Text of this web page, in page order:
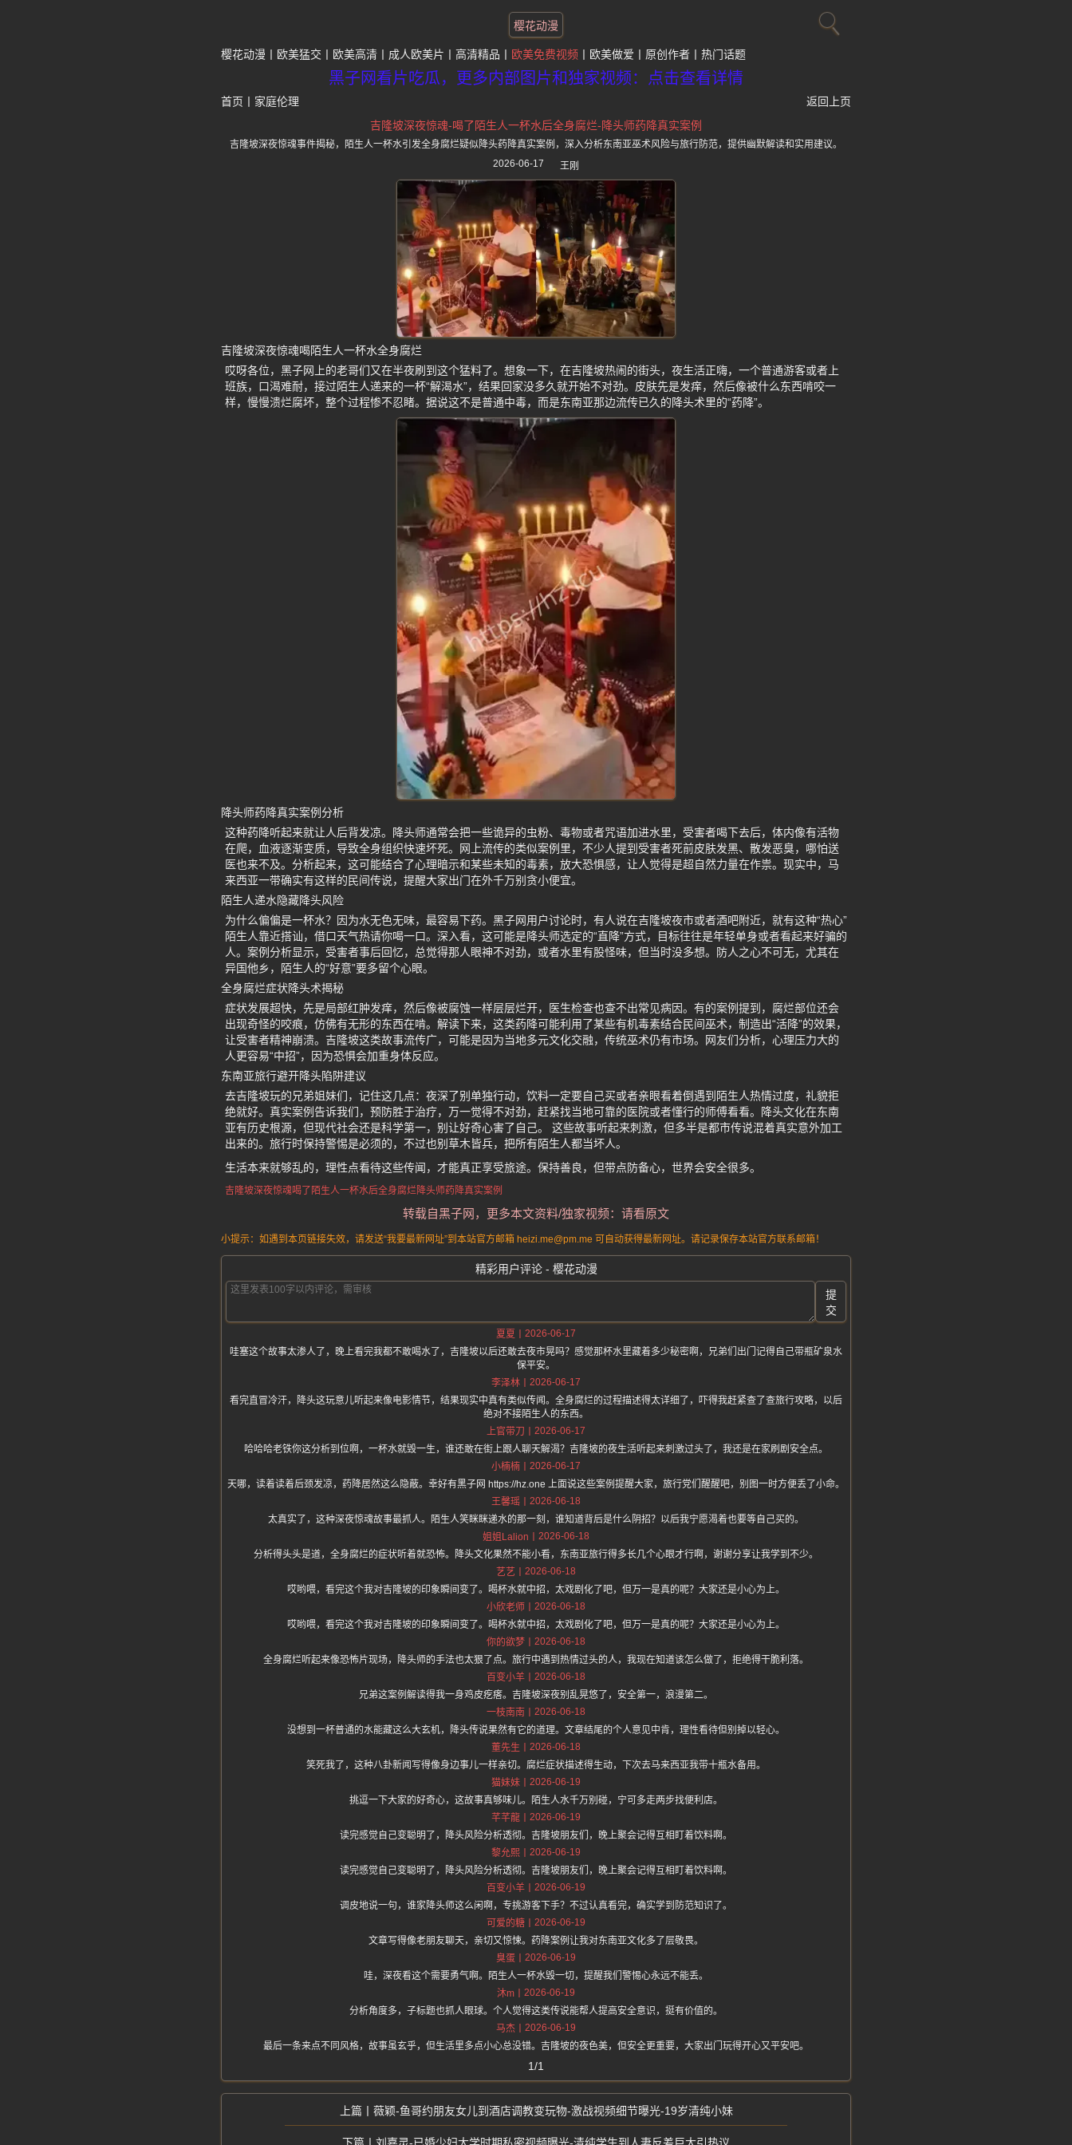
樱花动漫
樱花动漫 欧美猛交 欧美高清 成人欧美片 高清精品 欧美免费视频 欧美做爱 原创作者 热门话题
黑子网看片吃瓜，更多内部图片和独家视频：点击查看详情
首页 家庭伦理
返回上页
吉隆坡深夜惊魂-喝了陌生人一杯水后全身腐烂-降头师药降真实案例
吉隆坡深夜惊魂事件揭秘，陌生人一杯水引发全身腐烂疑似降头药降真实案例，深入分析东南亚巫术风险与旅行防范，提供幽默解读和实用建议。
2026-06-17
王刚
吉隆坡深夜惊魂喝陌生人一杯水全身腐烂
哎呀各位，黑子网上的老哥们又在半夜刷到这个猛料了。想象一下，在吉隆坡热闹的街头，夜生活正嗨，一个普通游客或者上
班族，口渴难耐，接过陌生人递来的一杯“解渴水”，结果回家没多久就开始不对劲。皮肤先是发痒，然后像被什么东西啃咬一
样，慢慢溃烂腐坏，整个过程惨不忍睹。据说这不是普通中毒，而是东南亚那边流传已久的降头术里的“药降”。
降头师药降真实案例分析
这种药降听起来就让人后背发凉。降头师通常会把一些诡异的虫粉、毒物或者咒语加进水里，受害者喝下去后，体内像有活物
在爬，血液逐渐变质，导致全身组织快速坏死。网上流传的类似案例里，不少人提到受害者死前皮肤发黑、散发恶臭，哪怕送
医也来不及。分析起来，这可能结合了心理暗示和某些未知的毒素，放大恐惧感，让人觉得是超自然力量在作祟。现实中，马
来西亚一带确实有这样的民间传说，提醒大家出门在外千万别贪小便宜。
陌生人递水隐藏降头风险
为什么偏偏是一杯水？因为水无色无味，最容易下药。黑子网用户讨论时，有人说在吉隆坡夜市或者酒吧附近，就有这种“热心”
陌生人靠近搭讪，借口天气热请你喝一口。深入看，这可能是降头师选定的“直降”方式，目标往往是年轻单身或者看起来好骗的
人。案例分析显示，受害者事后回忆，总觉得那人眼神不对劲，或者水里有股怪味，但当时没多想。防人之心不可无，尤其在
异国他乡，陌生人的“好意”要多留个心眼。
全身腐烂症状降头术揭秘
症状发展超快，先是局部红肿发痒，然后像被腐蚀一样层层烂开，医生检查也查不出常见病因。有的案例提到，腐烂部位还会
出现奇怪的咬痕，仿佛有无形的东西在啃。解读下来，这类药降可能利用了某些有机毒素结合民间巫术，制造出“活降”的效果，
让受害者精神崩溃。吉隆坡这类故事流传广，可能是因为当地多元文化交融，传统巫术仍有市场。网友们分析，心理压力大的
人更容易“中招”，因为恐惧会加重身体反应。
东南亚旅行避开降头陷阱建议
去吉隆坡玩的兄弟姐妹们，记住这几点：夜深了别单独行动，饮料一定要自己买或者亲眼看着倒遇到陌生人热情过度，礼貌拒
绝就好。真实案例告诉我们，预防胜于治疗，万一觉得不对劲，赶紧找当地可靠的医院或者懂行的师傅看看。降头文化在东南
亚有历史根源，但现代社会还是科学第一，别让好奇心害了自己。 这些故事听起来刺激，但多半是都市传说混着真实意外加工
出来的。旅行时保持警惕是必须的，不过也别草木皆兵，把所有陌生人都当坏人。
生活本来就够乱的，理性点看待这些传闻，才能真正享受旅途。保持善良，但带点防备心，世界会安全很多。
吉隆坡深夜惊魂喝了陌生人一杯水后全身腐烂降头师药降真实案例
转载自黑子网，更多本文资料/独家视频：请看原文
小提示：如遇到本页链接失效，请发送“我要最新网址”到本站官方邮箱 heizi.me@pm.me 可自动获得最新网址。请记录保存本站官方联系邮箱！
精彩用户评论 - 樱花动漫
提
交
夏夏
2026-06-17
哇塞这个故事太渗人了，晚上看完我都不敢喝水了，吉隆坡以后还敢去夜市晃吗？感觉那杯水里藏着多少秘密啊，兄弟们出门记得自己带瓶矿泉水
保平安。
李泽林
2026-06-17
看完直冒冷汗，降头这玩意儿听起来像电影情节，结果现实中真有类似传闻。全身腐烂的过程描述得太详细了，吓得我赶紧查了查旅行攻略，以后
绝对不接陌生人的东西。
上官带刀
2026-06-17
哈哈哈老铁你这分析到位啊，一杯水就毁一生，谁还敢在街上跟人聊天解渴？吉隆坡的夜生活听起来刺激过头了，我还是在家刷剧安全点。
小楠楠
2026-06-17
天哪，读着读着后颈发凉，药降居然这么隐蔽。幸好有黑子网 https://hz.one 上面说这些案例提醒大家，旅行党们醒醒吧，别图一时方便丢了小命。
王馨瑶
2026-06-18
太真实了，这种深夜惊魂故事最抓人。陌生人笑眯眯递水的那一刻，谁知道背后是什么阴招？以后我宁愿渴着也要等自己买的。
姐姐Lalion
2026-06-18
分析得头头是道，全身腐烂的症状听着就恐怖。降头文化果然不能小看，东南亚旅行得多长几个心眼才行啊，谢谢分享让我学到不少。
艺艺
2026-06-18
哎哟喂，看完这个我对吉隆坡的印象瞬间变了。喝杯水就中招，太戏剧化了吧，但万一是真的呢？大家还是小心为上。
小欣老师
2026-06-18
哎哟喂，看完这个我对吉隆坡的印象瞬间变了。喝杯水就中招，太戏剧化了吧，但万一是真的呢？大家还是小心为上。
你的欲梦
2026-06-18
全身腐烂听起来像恐怖片现场，降头师的手法也太狠了点。旅行中遇到热情过头的人，我现在知道该怎么做了，拒绝得干脆利落。
百变小羊
2026-06-18
兄弟这案例解读得我一身鸡皮疙瘩。吉隆坡深夜别乱晃悠了，安全第一，浪漫第二。
一枝南南
2026-06-18
没想到一杯普通的水能藏这么大玄机，降头传说果然有它的道理。文章结尾的个人意见中肯，理性看待但别掉以轻心。
董先生
2026-06-18
笑死我了，这种八卦新闻写得像身边事儿一样亲切。腐烂症状描述得生动，下次去马来西亚我带十瓶水备用。
猫妹妹
2026-06-19
挑逗一下大家的好奇心，这故事真够味儿。陌生人水千万别碰，宁可多走两步找便利店。
芊芊龍
2026-06-19
读完感觉自己变聪明了，降头风险分析透彻。吉隆坡朋友们，晚上聚会记得互相盯着饮料啊。
黎允熙
2026-06-19
读完感觉自己变聪明了，降头风险分析透彻。吉隆坡朋友们，晚上聚会记得互相盯着饮料啊。
百变小羊
2026-06-19
调皮地说一句，谁家降头师这么闲啊，专挑游客下手？不过认真看完，确实学到防范知识了。
可爱的糖
2026-06-19
文章写得像老朋友聊天，亲切又惊悚。药降案例让我对东南亚文化多了层敬畏。
臭蛋
2026-06-19
哇，深夜看这个需要勇气啊。陌生人一杯水毁一切，提醒我们警惕心永远不能丢。
沐m
2026-06-19
分析角度多，子标题也抓人眼球。个人觉得这类传说能帮人提高安全意识，挺有价值的。
马杰
2026-06-19
最后一条来点不同风格，故事虽玄乎，但生活里多点小心总没错。吉隆坡的夜色美，但安全更重要，大家出门玩得开心又平安吧。
1/1
薇颖-鱼哥约朋友女儿到酒店调教变玩物-激战视频细节曝光-19岁清纯小妹